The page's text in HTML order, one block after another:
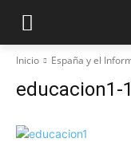
Inicio España y el
educacion1-1